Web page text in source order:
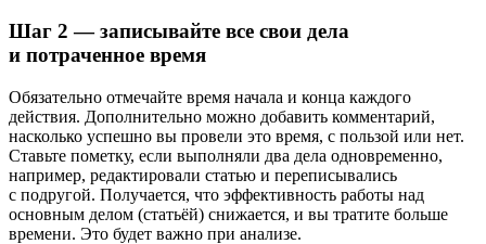
Шаг 2 — записывайте все свои дела
и потраченное время
Обязательно отмечайте время начала и конца каждого
действия. Дополнительно можно добавить комментарий,
насколько успешно вы провели это время, с пользой или нет.
Ставьте пометку, если выполняли два дела одновременно,
например, редактировали статью и переписывались
с подругой. Получается, что эффективность работы над
основным делом (статьёй) снижается, и вы тратите больше
времени. Это будет важно при анализе.